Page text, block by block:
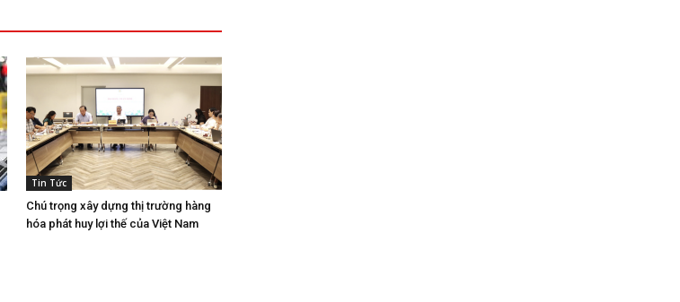
Tin Tức
Chú trọng xây dựng thị trường hàng
hóa phát huy lợi thế của Việt Nam